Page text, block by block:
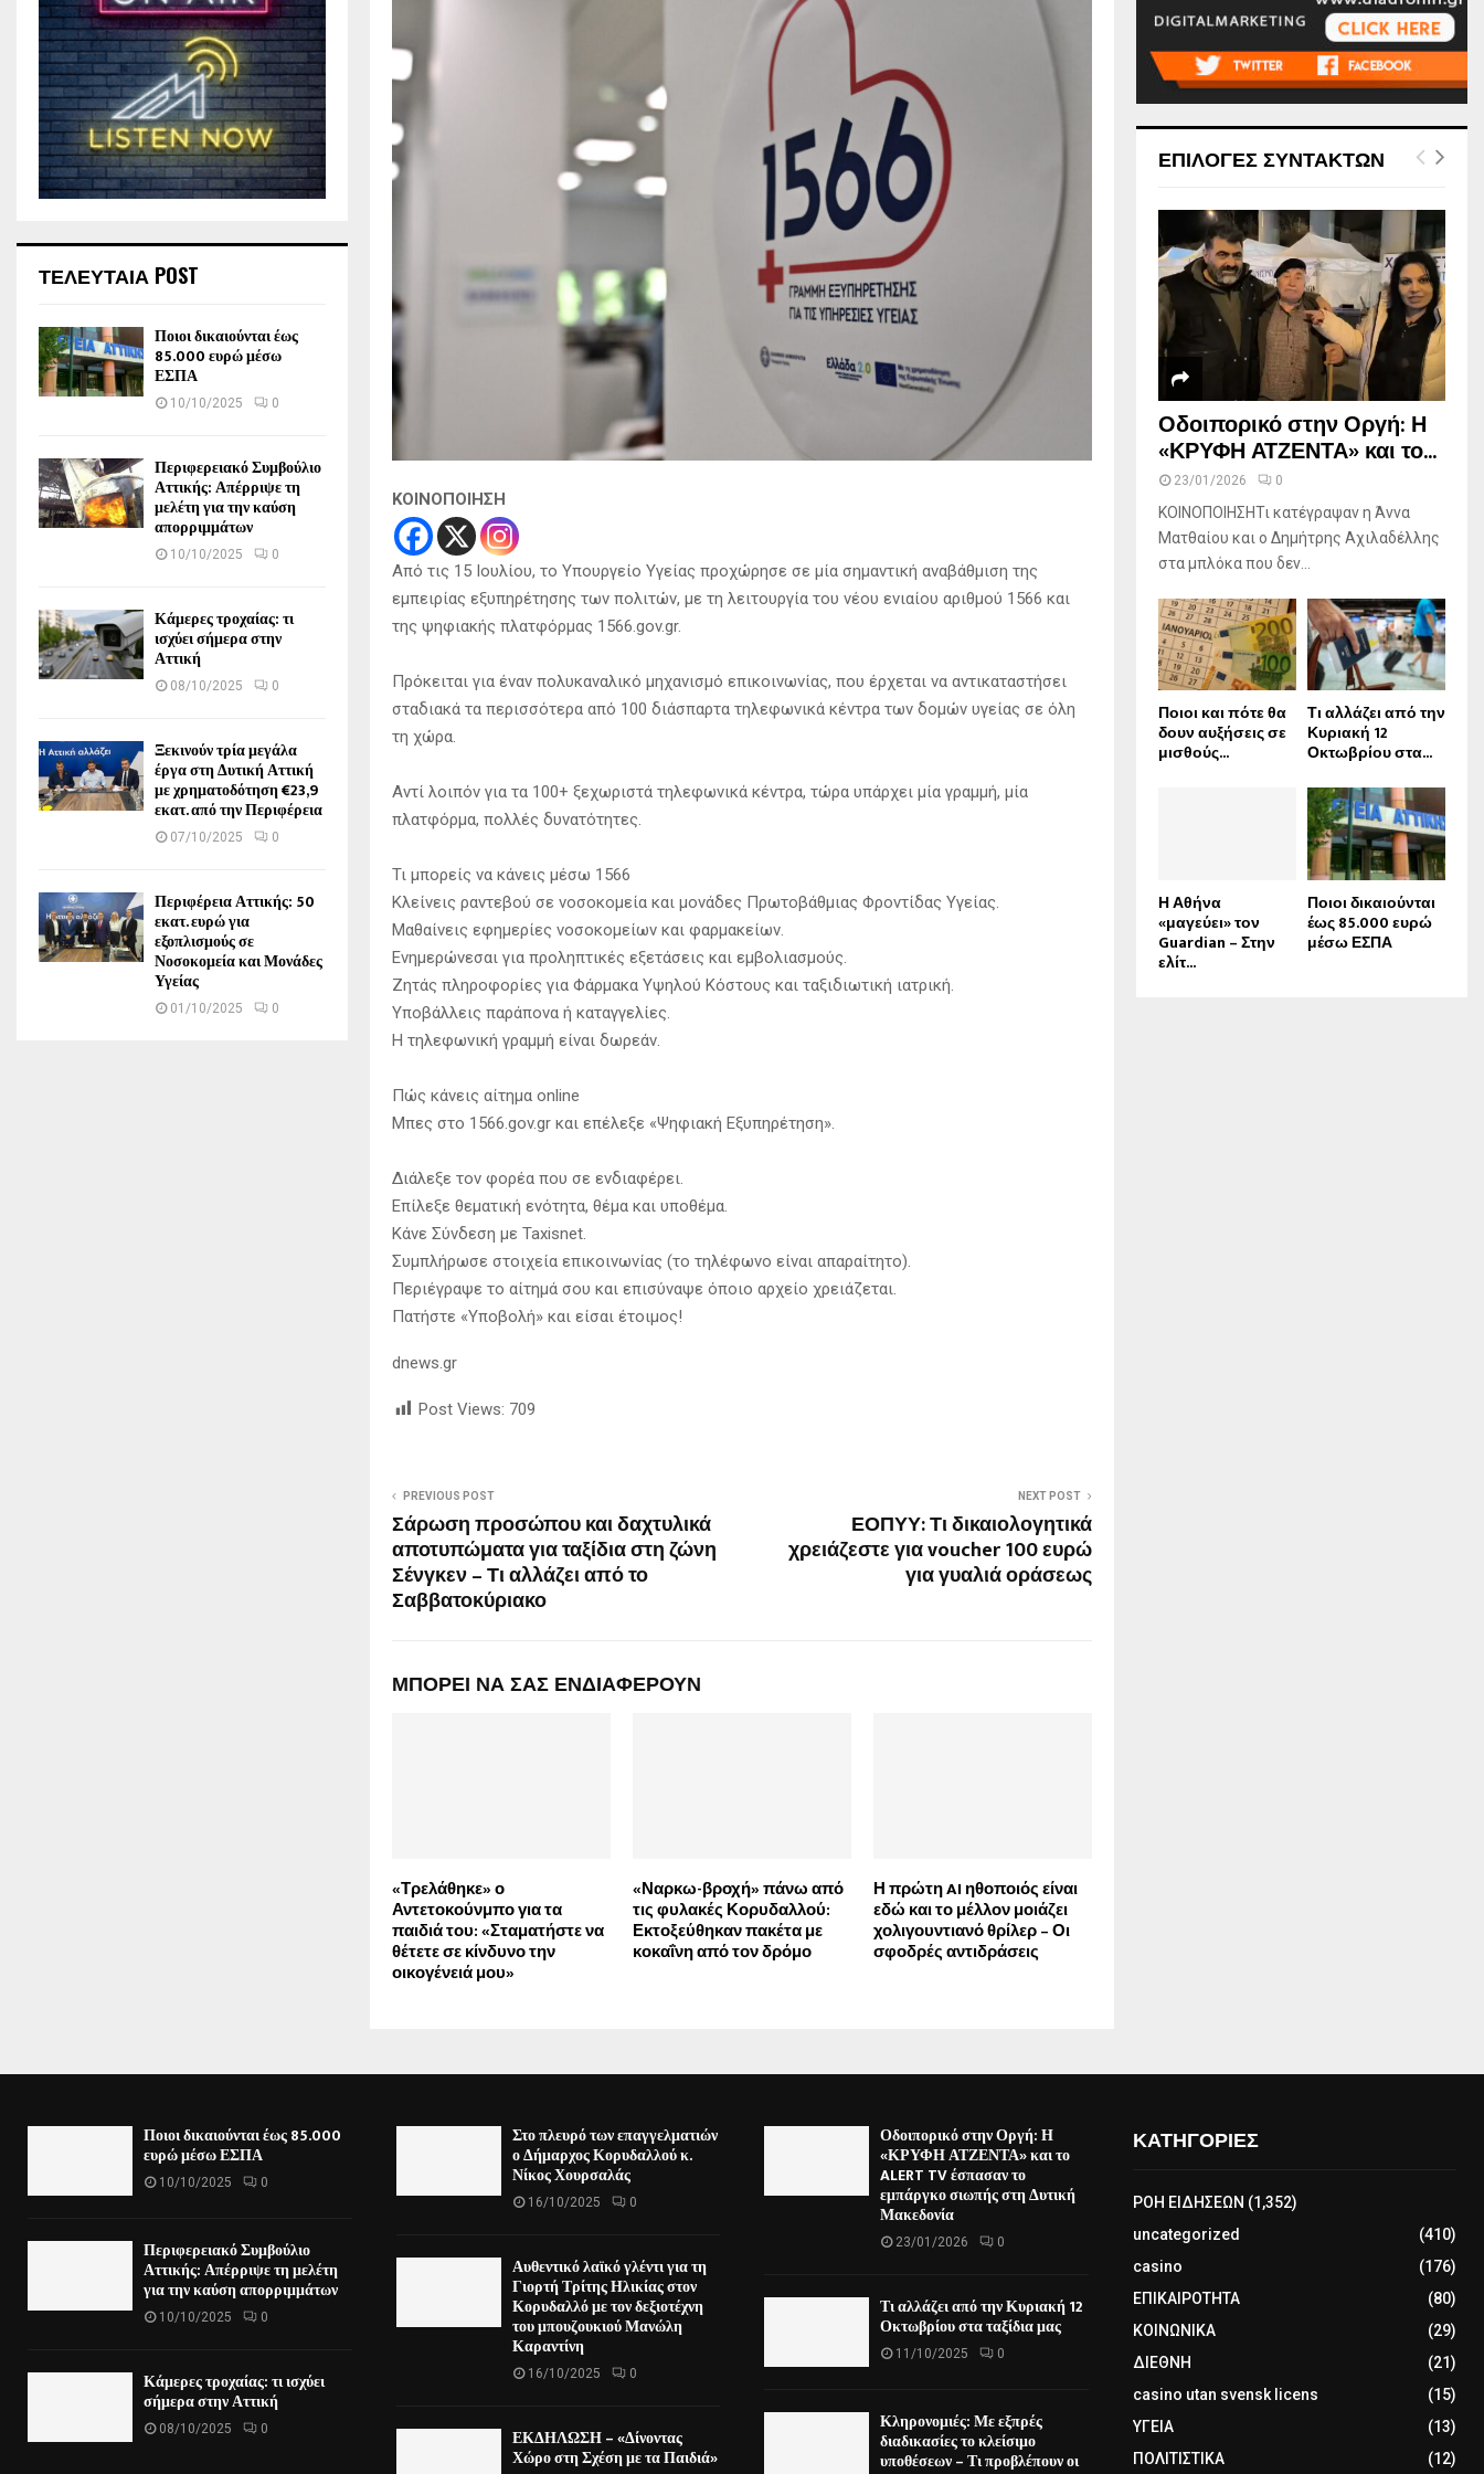
ΚΟΙΝΟΠΟΙΗΣΗ
Από τις 15 Ιουλίου, το Υπουργείο Υγείας προχώρησε σε μία σημαντική αναβάθμιση της
εμπειρίας εξυπηρέτησης των πολιτών, με τη λειτουργία του νέου ενιαίου αριθμού 1566 και
της ψηφιακής πλατφόρμας 1566.gov.gr.
Πρόκειται για έναν πολυκαναλικό μηχανισμό επικοινωνίας, που έρχεται να αντικαταστήσει
σταδιακά τα περισσότερα από 100 διάσπαρτα τηλεφωνικά κέντρα των δομών υγείας σε όλη
τη χώρα.
Αντί λοιπόν για τα 100+ ξεχωριστά τηλεφωνικά κέντρα, τώρα υπάρχει μία γραμμή, μία
πλατφόρμα, πολλές δυνατότητες.
Τι μπορείς να κάνεις μέσω 1566
Κλείνεις ραντεβού σε νοσοκομεία και μονάδες Πρωτοβάθμιας Φροντίδας Υγείας.
Μαθαίνεις εφημερίες νοσοκομείων και φαρμακείων.
Ενημερώνεσαι για προληπτικές εξετάσεις και εμβολιασμούς.
Ζητάς πληροφορίες για Φάρμακα Υψηλού Κόστους και ταξιδιωτική ιατρική.
Υποβάλλεις παράπονα ή καταγγελίες.
Η τηλεφωνική γραμμή είναι δωρεάν.
Πώς κάνεις αίτημα online
Μπες στο 1566.gov.gr και επέλεξε «Ψηφιακή Εξυπηρέτηση».
Διάλεξε τον φορέα που σε ενδιαφέρει.
Επίλεξε θεματική ενότητα, θέμα και υποθέμα.
Κάνε Σύνδεση με Taxisnet.
Συμπλήρωσε στοιχεία επικοινωνίας (το τηλέφωνο είναι απαραίτητο).
Περιέγραψε το αίτημά σου και επισύναψε όποιο αρχείο χρειάζεται.
Πατήστε «Υποβολή» και είσαι έτοιμος!
dnews.gr
Post Views: 709
PREVIOUS POST
Σάρωση προσώπου και δαχτυλικά
αποτυπώματα για ταξίδια στη ζώνη
Σένγκεν – Τι αλλάζει από το
Σαββατοκύριακο
NEXT POST
ΕΟΠΥΥ: Τι δικαιολογητικά
χρειάζεστε για voucher 100 ευρώ
για γυαλιά οράσεως
ΜΠΟΡΕΙ ΝΑ ΣΑΣ ΕΝΔΙΑΦΕΡΟΥΝ
«Τρελάθηκε» ο
Αντετοκούνμπο για τα
παιδιά του: «Σταματήστε να
θέτετε σε κίνδυνο την
οικογένειά μου»
«Ναρκω-βροχή» πάνω από
τις φυλακές Κορυδαλλού:
Εκτοξεύθηκαν πακέτα με
κοκαΐνη από τον δρόμο
Η πρώτη AI ηθοποιός είναι
εδώ και το μέλλον μοιάζει
χολιγουντιανό θρίλερ – Οι
σφοδρές αντιδράσεις
ΤΕΛΕΥΤΑΙΑ POST
Ποιοι δικαιούνται έως
85.000 ευρώ μέσω
ΕΣΠΑ
10/10/2025 0
Περιφερειακό Συμβούλιο
Αττικής: Απέρριψε τη
μελέτη για την καύση
απορριμμάτων
10/10/2025 0
Κάμερες τροχαίας: τι
ισχύει σήμερα στην
Αττική
08/10/2025 0
Ξεκινούν τρία μεγάλα
έργα στη Δυτική Αττική
με χρηματοδότηση €23,9
εκατ. από την Περιφέρεια
07/10/2025 0
Περιφέρεια Αττικής: 50
εκατ. ευρώ για
εξοπλισμούς σε
Νοσοκομεία και Μονάδες
Υγείας
01/10/2025 0
ΕΠΙΛΟΓΕΣ ΣΥΝΤΑΚΤΩΝ
Οδοιπορικό στην Οργή: Η
«ΚΡΥΦΗ ΑΤΖΕΝΤΑ» και το...
23/01/2026 0
ΚΟΙΝΟΠΟΙΗΣΗΤι κατέγραψαν η Άννα
Ματθαίου και ο Δημήτρης Αχιλαδέλλης
στα μπλόκα που δεν...
Ποιοι και πότε θα
δουν αυξήσεις σε
μισθούς...
Τι αλλάζει από την
Κυριακή 12
Οκτωβρίου στα...
Η Αθήνα
«μαγεύει» τον
Guardian – Στην
ελίτ...
Ποιοι δικαιούνται
έως 85.000 ευρώ
μέσω ΕΣΠΑ
Ποιοι δικαιούνται έως 85.000
ευρώ μέσω ΕΣΠΑ
10/10/2025 0
Περιφερειακό Συμβούλιο
Αττικής: Απέρριψε τη μελέτη
για την καύση απορριμμάτων
10/10/2025 0
Κάμερες τροχαίας: τι ισχύει
σήμερα στην Αττική
08/10/2025 0
Στο πλευρό των επαγγελματιών
ο Δήμαρχος Κορυδαλλού κ.
Νίκος Χουρσαλάς
16/10/2025 0
Αυθεντικό λαϊκό γλέντι για τη
Γιορτή Τρίτης Ηλικίας στον
Κορυδαλλό με τον δεξιοτέχνη
του μπουζουκιού Μανώλη
Καραντίνη
16/10/2025 0
ΕΚΔΗΛΩΣΗ – «Δίνοντας
Χώρο στη Σχέση με τα Παιδιά»
Οδοιπορικό στην Οργή: Η
«ΚΡΥΦΗ ΑΤΖΕΝΤΑ» και το
ALERT TV έσπασαν το
εμπάργκο σιωπής στη Δυτική
Μακεδονία
23/01/2026 0
Τι αλλάζει από την Κυριακή 12
Οκτωβρίου στα ταξίδια μας
11/10/2025 0
Κληρονομιές: Με εξπρές
διαδικασίες το κλείσιμο
υποθέσεων – Τι προβλέπουν οι
ΚΑΤΗΓΟΡΙΕΣ
ΡΟΗ ΕΙΔΗΣΕΩΝ (1,352)
uncategorized
(410)
casino
(176)
ΕΠΙΚΑΙΡΟΤΗΤΑ
(80)
ΚΟΙΝΩΝΙΚΑ
(29)
ΔΙΕΘΝΗ
(21)
casino utan svensk licens
(15)
ΥΓΕΙΑ
(13)
ΠΟΛΙΤΙΣΤΙΚΑ
(12)